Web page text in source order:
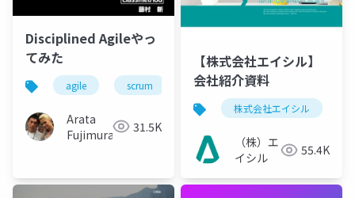
Disciplined Agileやっ
てみた
agile scrum disciplined-agile
Arata
Fujimura
31.5K
【株式会社エイシル】
会社紹介資料
株式会社エイシル
（株）エ
イシル
55.4K